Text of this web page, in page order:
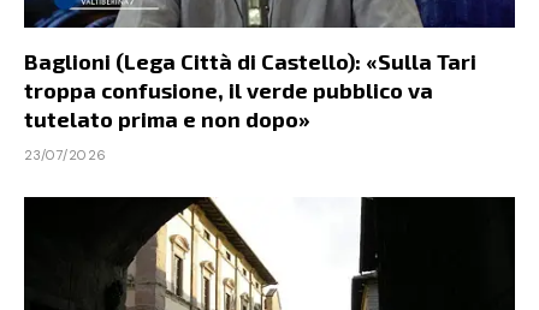
Baglioni (Lega Città di Castello): «Sulla Tari
troppa confusione, il verde pubblico va
tutelato prima e non dopo»
23/07/2026